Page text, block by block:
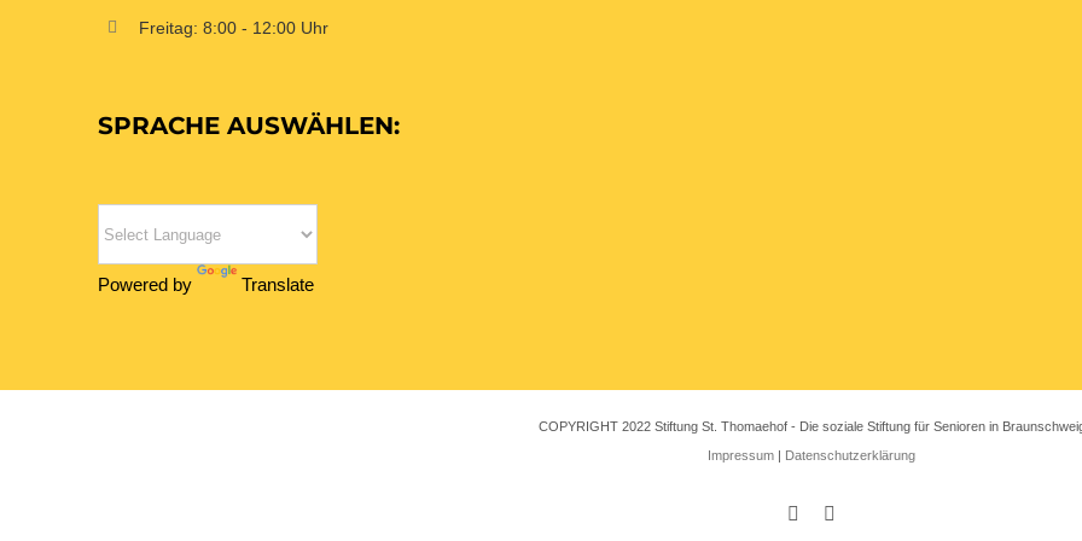
Freitag: 8:00 - 12:00 Uhr
SPRACHE AUSWÄHLEN:
Powered by Translate
COPYRIGHT 2022 Stiftung St. Thomaehof - Die soziale Stiftung für Senioren in
Impressum
Datenschutzerklärung
Instagram